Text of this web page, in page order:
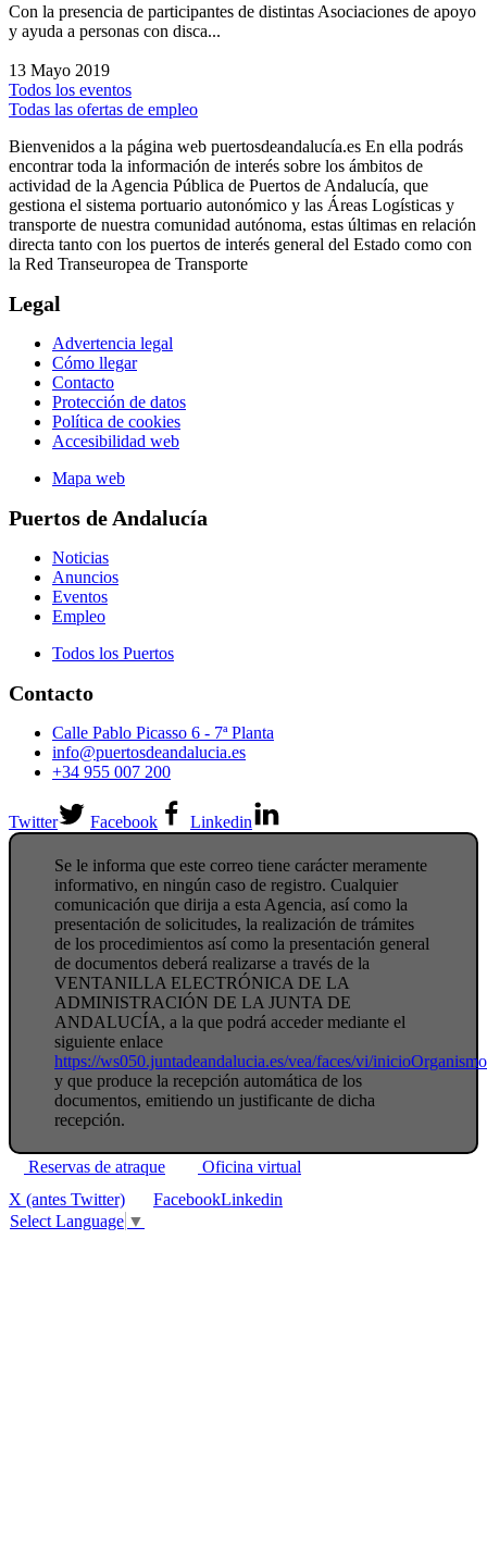
Con la presencia de participantes de distintas Asociaciones de apoyo
y ayuda a personas con disca...
13 Mayo 2019
Todos los eventos
Todas las ofertas de empleo
Bienvenidos a la página web puertosdeandalucía.es En ella podrás
encontrar toda la información de interés sobre los ámbitos de
actividad de la Agencia Pública de Puertos de Andalucía, que
gestiona el sistema portuario autonómico y las Áreas Logísticas y
transporte de nuestra comunidad autónoma, estas últimas en relación
directa tanto con los puertos de interés general del Estado como con
la Red Transeuropea de Transporte
Legal
Advertencia legal
Cómo llegar
Contacto
Protección de datos
Política de cookies
Accesibilidad web
Mapa web
Puertos de Andalucía
Noticias
Anuncios
Eventos
Empleo
Todos los Puertos
Contacto
Calle Pablo Picasso 6 - 7ª Planta
info@puertosdeandalucia.es
+34 955 007 200
Twitter Facebook Linkedin
Se le informa que este correo tiene carácter meramente
informativo, en ningún caso de registro. Cualquier
comunicación que dirija a esta Agencia, así como la
presentación de solicitudes, la realización de trámites
de los procedimientos así como la presentación general
de documentos deberá realizarse a través de la
VENTANILLA ELECTRÓNICA DE LA
ADMINISTRACIÓN DE LA JUNTA DE
ANDALUCÍA, a la que podrá acceder mediante el
siguiente enlace
https://ws050.juntadeandalucia.es/vea/faces/vi/
y que produce la recepción automática de los
documentos, emitiendo un justificante de dicha
recepción.
Reservas de atraque
Oficina virtual
X (antes Twitter)
FacebookLinkedin
Select Language ▼